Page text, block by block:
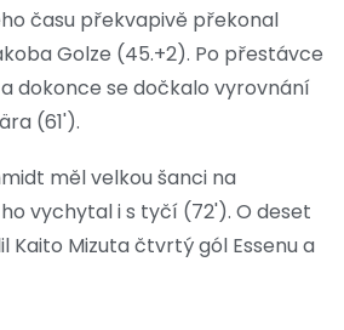
času překvapivě překonal
Golze (45.+2). Po přestávce
dokonce se dočkalo vyrovnání
(61').
měl velkou šanci na
vychytal i s tyčí (72'). O deset
Kaito Mizuta čtvrtý gól Essenu a